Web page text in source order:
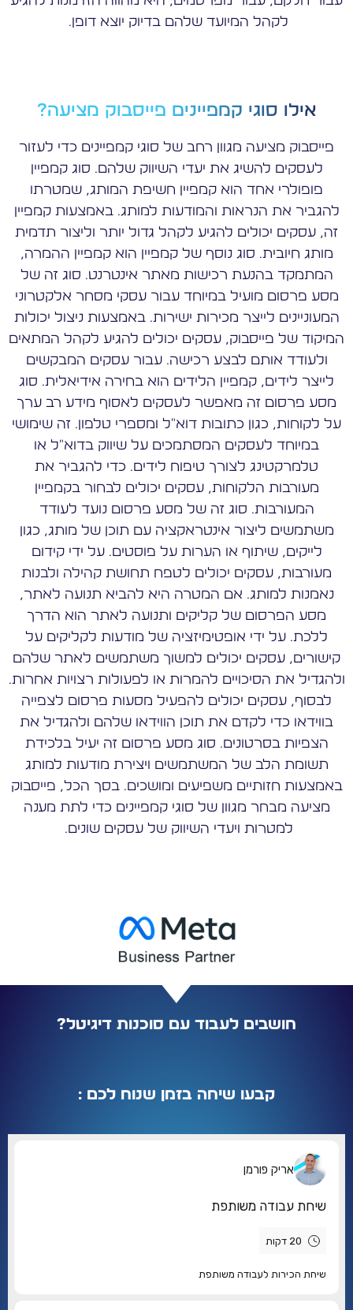
לקהל המיועד שלהם בדיוק יוצא דופן.
אילו סוגי קמפיינים פייסבוק מציעה?
פייסבוק מציעה מגוון רחב של סוגי קמפיינים כדי לעזור
לעסקים להשיג את יעדי השיווק שלהם. סוג קמפיין
פופולרי אחד הוא קמפיין חשיפת המותג, שמטרתו
להגביר את הנראות והמודעות למותג. באמצעות קמפיין
זה, עסקים יכולים להגיע לקהל גדול יותר וליצור תדמית
מותג חיובית. סוג נוסף של קמפיין הוא קמפיין ההמרה,
המתמקד בהנעת רכישות מאתר אינטרנט. סוג זה של
מסע פרסום מועיל במיוחד עבור עסקי מסחר אלקטרוני
המעוניינים לייצר מכירות ישירות. באמצעות ניצול יכולות
המיקוד של פייסבוק, עסקים יכולים להגיע לקהל המתאים
ולעודד אותם לבצע רכישה. עבור עסקים המבקשים
לייצר לידים, קמפיין הלידים הוא בחירה אידיאלית. סוג
מסע פרסום זה מאפשר לעסקים לאסוף מידע רב ערך
על לקוחות, כגון כתובות דוא"ל ומספרי טלפון. זה שימושי
במיוחד לעסקים המסתמכים על שיווק בדוא"ל או
טלמרקטינג לצורך טיפוח לידים. כדי להגביר את
מעורבות הלקוחות, עסקים יכולים לבחור בקמפיין
המעורבות. סוג זה של מסע פרסום נועד לעודד
משתמשים ליצור אינטראקציה עם תוכן של מותג, כגון
לייקים, שיתוף או הערות על פוסטים. על ידי קידום
מעורבות, עסקים יכולים לטפח תחושת קהילה ולבנות
נאמנות למותג. אם המטרה היא להביא תנועה לאתר,
מסע הפרסום של קליקים ותנועה לאתר הוא הדרך
ללכת. על ידי אופטימיזציה של מודעות לקליקים על
קישורים, עסקים יכולים למשוך משתמשים לאתר שלהם
ולהגדיל את הסיכויים להמרות או לפעולות רצויות אחרות.
לבסוף, עסקים יכולים להפעיל מסעות פרסום לצפייה
בווידאו כדי לקדם את תוכן הווידאו שלהם ולהגדיל את
הצפיות בסרטונים. סוג מסע פרסום זה יעיל בלכידת
תשומת הלב של המשתמשים ויצירת מודעות למותג
באמצעות חזותיים משפיעים ומושכים. בסך הכל, פייסבוק
מציעה מבחר מגוון של סוגי קמפיינים כדי לתת מענה
למטרות ויעדי השיווק של עסקים שונים.
חושבים לעבוד עם סוכנות דיגיטל?
קבעו שיחה בזמן שנוח לכם :